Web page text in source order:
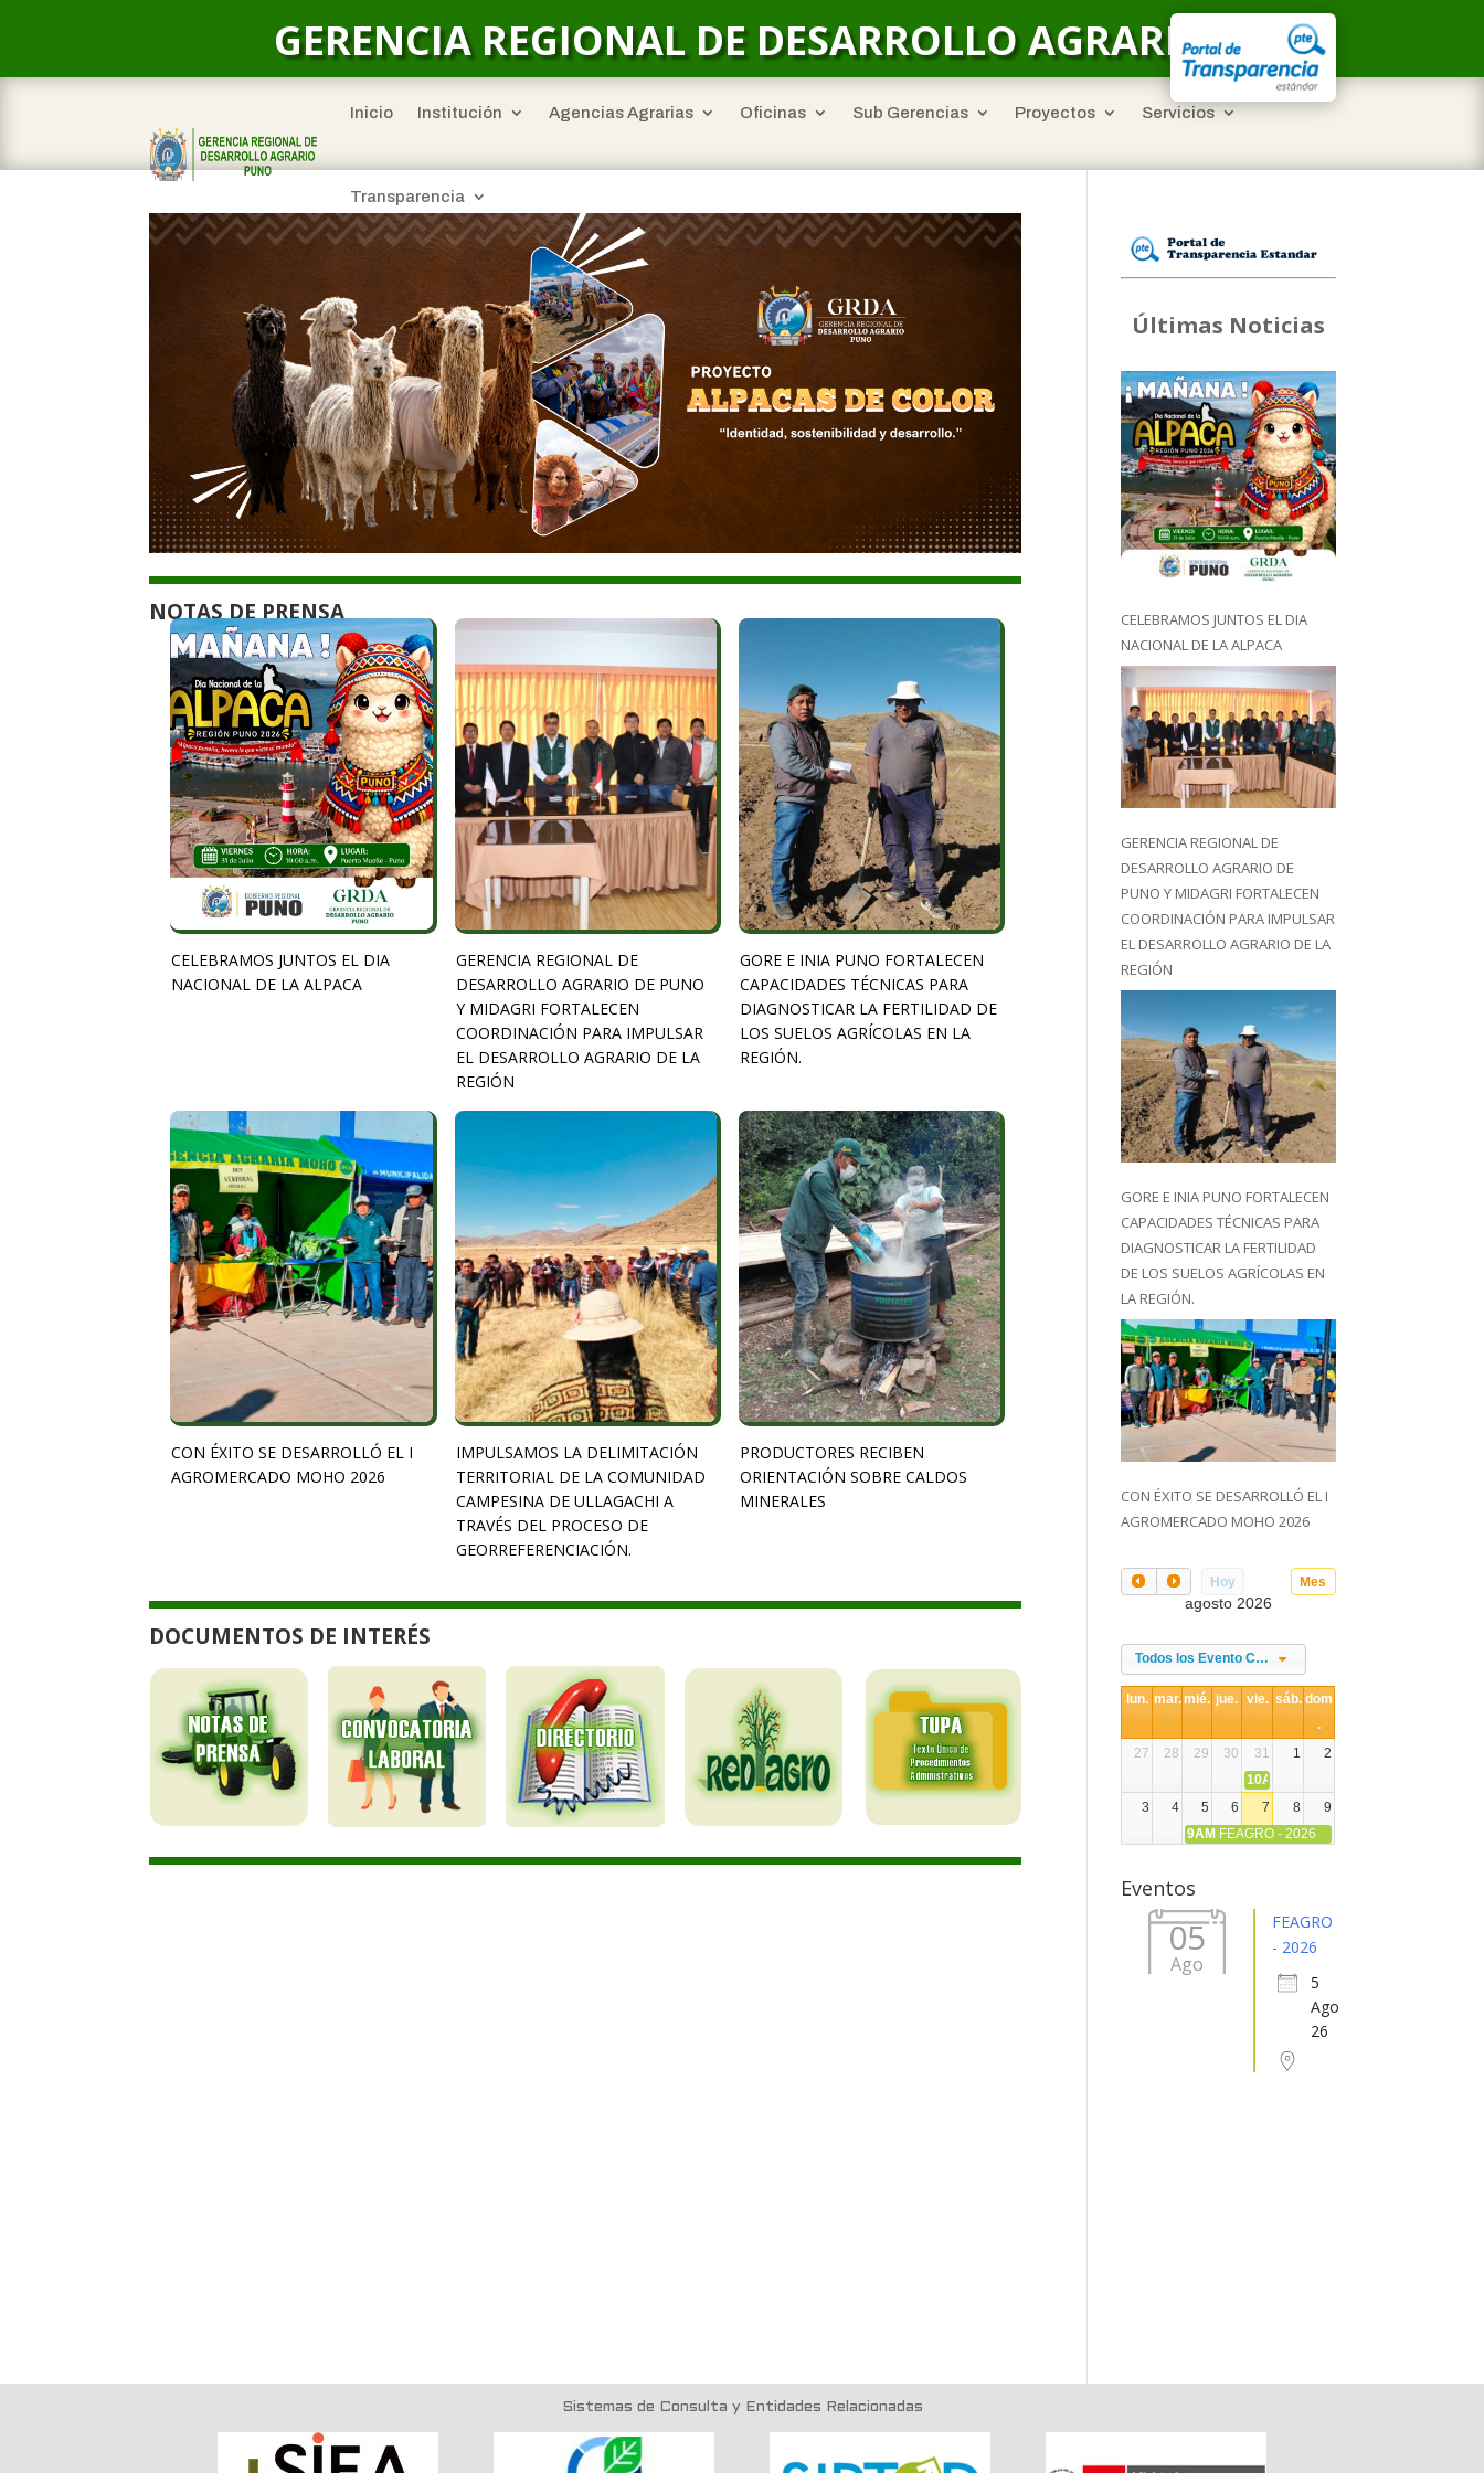
GERENCIA REGIONAL DE DESARROLLO AGRARIO
Inicio Institución Agencias Agrarias Oficinas Sub Gerencias Proyectos Servicios
Transparencia
Inicio copia 2
NOTAS DE PRENSA
CELEBRAMOS JUNTOS EL DIA
NACIONAL DE LA ALPACA
GERENCIA REGIONAL DE
DESARROLLO AGRARIO DE PUNO
Y MIDAGRI FORTALECEN
COORDINACIÓN PARA IMPULSAR
EL DESARROLLO AGRARIO DE LA
REGIÓN
GORE E INIA PUNO FORTALECEN
CAPACIDADES TÉCNICAS PARA
DIAGNOSTICAR LA FERTILIDAD DE
LOS SUELOS AGRÍCOLAS EN LA
REGIÓN.
CON ÉXITO SE DESARROLLÓ EL I
AGROMERCADO MOHO 2026
IMPULSAMOS LA DELIMITACIÓN
TERRITORIAL DE LA COMUNIDAD
CAMPESINA DE ULLAGACHI A
TRAVÉS DEL PROCESO DE
GEORREFERENCIACIÓN.
PRODUCTORES RECIBEN
ORIENTACIÓN SOBRE CALDOS
MINERALES
DOCUMENTOS DE INTERÉS
Últimas Noticias
CELEBRAMOS JUNTOS EL DIA
NACIONAL DE LA ALPACA
GERENCIA REGIONAL DE
DESARROLLO AGRARIO DE
PUNO Y MIDAGRI FORTALECEN
COORDINACIÓN PARA IMPULSAR
EL DESARROLLO AGRARIO DE LA
REGIÓN
GORE E INIA PUNO FORTALECEN
CAPACIDADES TÉCNICAS PARA
DIAGNOSTICAR LA FERTILIDAD
DE LOS SUELOS AGRÍCOLAS EN
LA REGIÓN.
CON ÉXITO SE DESARROLLÓ EL I
AGROMERCADO MOHO 2026
Hoy Mes
agosto 2026
Todos los Evento Categories
lun. mar.mié. jue. vie. sáb. dom
.
27
28 29 30 31 1
2
10AM
3
4 5 6 7 8
9
9AM FEAGRO - 2026
17 18 19 20 22 23
25 26
6
Eventos
05
Ago
FEAGRO
- 2026
5
Ago
26
Sistemas de Consulta y Entidades Relacionadas